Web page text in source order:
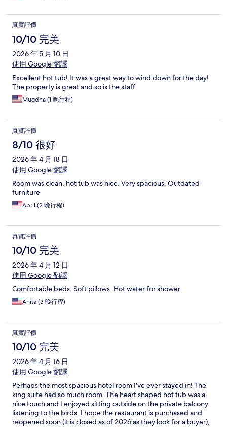
真實評價
10/10 完美
2026 年 5 月 10 日
使用 Google 翻譯
Excellent hot tub! It was a great way to wind down for the day!
The property is great and so is the staff
Mugdha (1 晚行程)
真實評價
8/10 很好
2026 年 4 月 18 日
使用 Google 翻譯
Room was clean, hot tub was nice. Very spacious. Outdated
furniture
April (2 晚行程)
真實評價
10/10 完美
2026 年 4 月 12 日
使用 Google 翻譯
Comfortable beds. Soft pillows. Hot water for shower
Anita (3 晚行程)
真實評價
10/10 完美
2026 年 4 月 16 日
使用 Google 翻譯
Perhaps the most spacious hotel room I've ever stayed in! The
king suite had so much room. The heart shaped hot tub was a
nice touch and I enjoyed sitting outside on the private balcony
listening to the birds. I hope the restaurant is purchased and
reopened soon (it is closed as of 2026 as they look for a buyer),